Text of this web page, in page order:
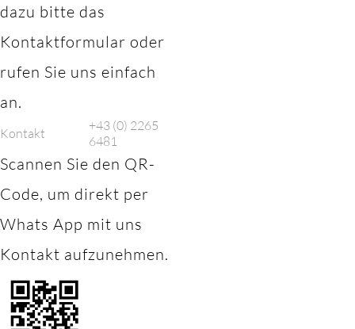
dazu bitte das
Kontaktformular oder
rufen Sie uns einfach
an.
Kontakt
+43 (0) 2265
6481
Scannen Sie den QR-
Code, um direkt per
Whats App mit uns
Kontakt aufzunehmen.